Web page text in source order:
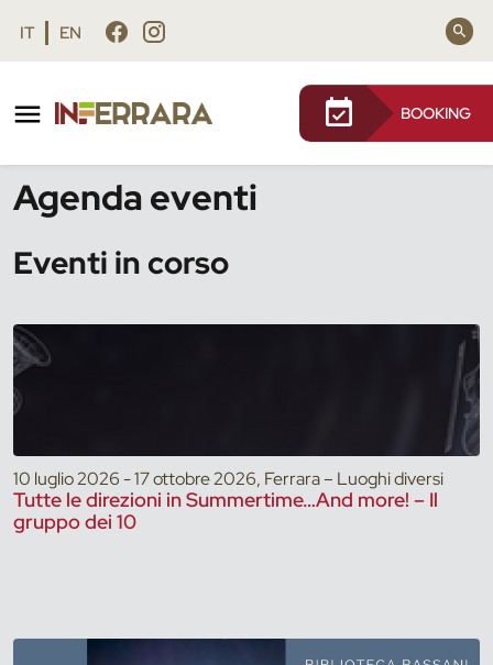
Vai al contenuto principale
Vai al footer
IT EN
BOOKING
Agenda eventi
Eventi in corso
10 luglio 2026 - 17 ottobre 2026, Ferrara – Luoghi diversi
Tutte le direzioni in Summertime…And more! – Il
gruppo dei 10